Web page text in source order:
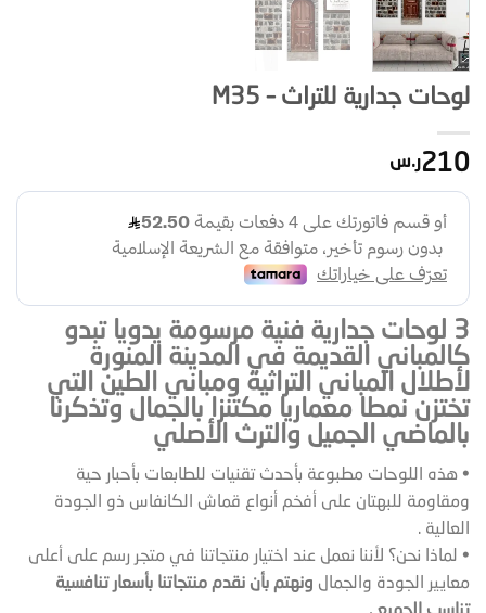
لوحات جدارية للتراث – M35
210ر.س
3 لوحات جدارية فنية مرسومة يدويا تبدو
كالمباني القديمة في المدينة المنورة
لأطلال المباني التراثية ومباني الطين التي
تختزن نمطا معماريا مكتنزا بالجمال وتذكرنا
بالماضي الجميل والترث الأصلي
• هذه اللوحات مطبوعة بأحدث تقنيات للطابعات بأحبار حية
ومقاومة للبهتان على أفخم أنواع قماش الكانفاس ذو الجودة
العالية .
• لماذا نحن؟ لأننا نعمل عند اختيار منتجاتنا في متجر رسم على أعلى
معايير الجودة والجمال ونهتم بأن نقدم منتجاتنا بأسعار تنافسية